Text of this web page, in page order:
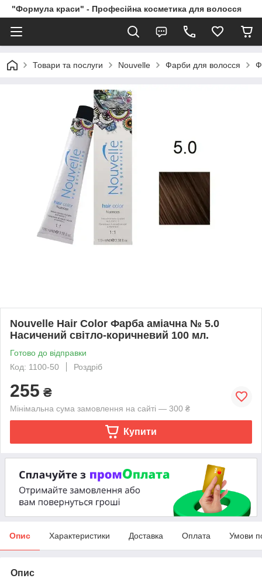
"Формула краси" - Професійна косметика для волосся
Товари та послуги Nouvelle Фарби для волосся
Nouvelle Hair Color Фарба аміачна № 5.0
Насичений світло-коричневий 100 мл.
Готово до відправки
Код: 1100-50
Роздріб
255 ₴
Мінімальна сума замовлення на сайті — 300 ₴
Купити
Опис Характеристики Доставка Оплата Умови
Опис